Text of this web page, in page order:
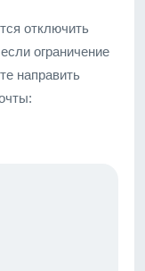
отключить
ограничение
направить